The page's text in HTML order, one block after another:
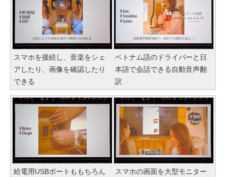
スマホを接続し、音楽をシェ
アしたり、画像を確認したり
できる
ベトナム語のドライバーと日
本語で会話できる自動音声翻
訳
給電用USBポートももちろん
スマホの画面を大型モニター